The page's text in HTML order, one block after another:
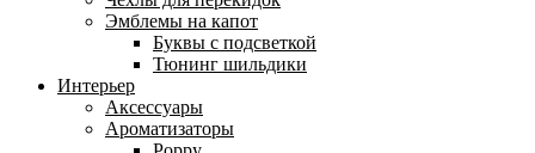
Эмблемы на капот
Буквы с подсветкой
Тюнинг шильдики
Интерьер
Аксессуары
Ароматизаторы